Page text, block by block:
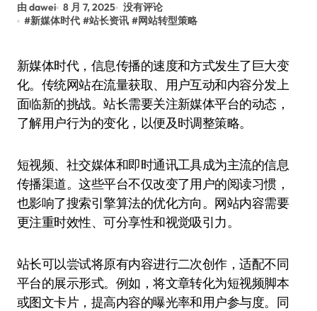
由 dawei 8 月 7, 2025 没有评论
#新媒体时代 #站长资讯 #网站转型策略
新媒体时代，信息传播的速度和方式发生了巨大变
化。传统网站在流量获取、用户互动和内容分发上
面临新的挑战。站长需要关注新媒体平台的动态，
了解用户行为的变化，以便及时调整策略。
短视频、社交媒体和即时通讯工具成为主流的信息
传播渠道。这些平台不仅改变了用户的阅读习惯，
也影响了搜索引擎算法的优化方向。网站内容需要
更注重时效性、可分享性和视觉吸引力。
站长可以尝试将原有内容进行二次创作，适配不同
平台的展示形式。例如，将文章转化为短视频脚本
或图文卡片，提高内容的曝光率和用户参与度。同